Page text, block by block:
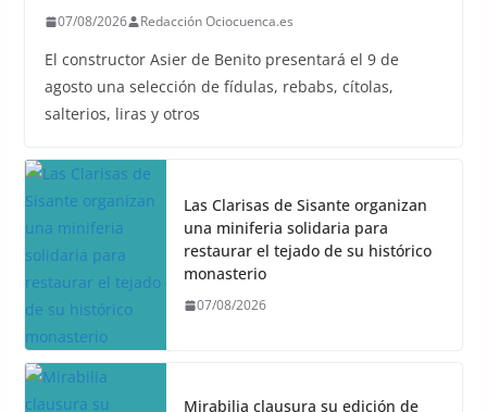
07/08/2026 Redacción Ociocuenca.es
El constructor Asier de Benito presentará el 9 de
agosto una selección de fídulas, rebabs, cítolas,
salterios, liras y otros
Las Clarisas de Sisante organizan
una miniferia solidaria para
restaurar el tejado de su histórico
monasterio
07/08/2026
Mirabilia clausura su edición de